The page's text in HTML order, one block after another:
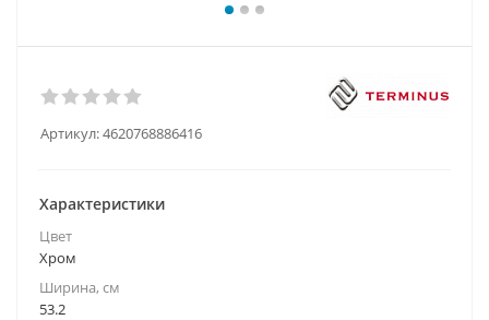
Артикул:4620768886416
Характеристики
Цвет
Хром
Ширина, см
53.2